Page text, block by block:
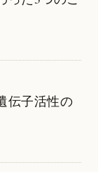
伝子活性の